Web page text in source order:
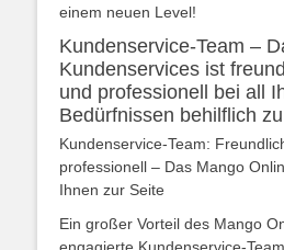
einem neuen Level!
Kundenservice-Team –
Kundenservices ist
und professionell bei all
Bedürfnissen behilflich
Kundenservice-Team:
professionell – Das Mango
Ihnen zur Seite
Ein großer Vorteil des Mango